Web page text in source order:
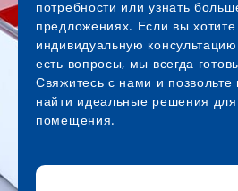
потребности или узнать
предложениях. Если вы хотите
индивидуальную
есть вопросы, мы всегда
Свяжитесь с нами и
найти идеальные решения
помещения.